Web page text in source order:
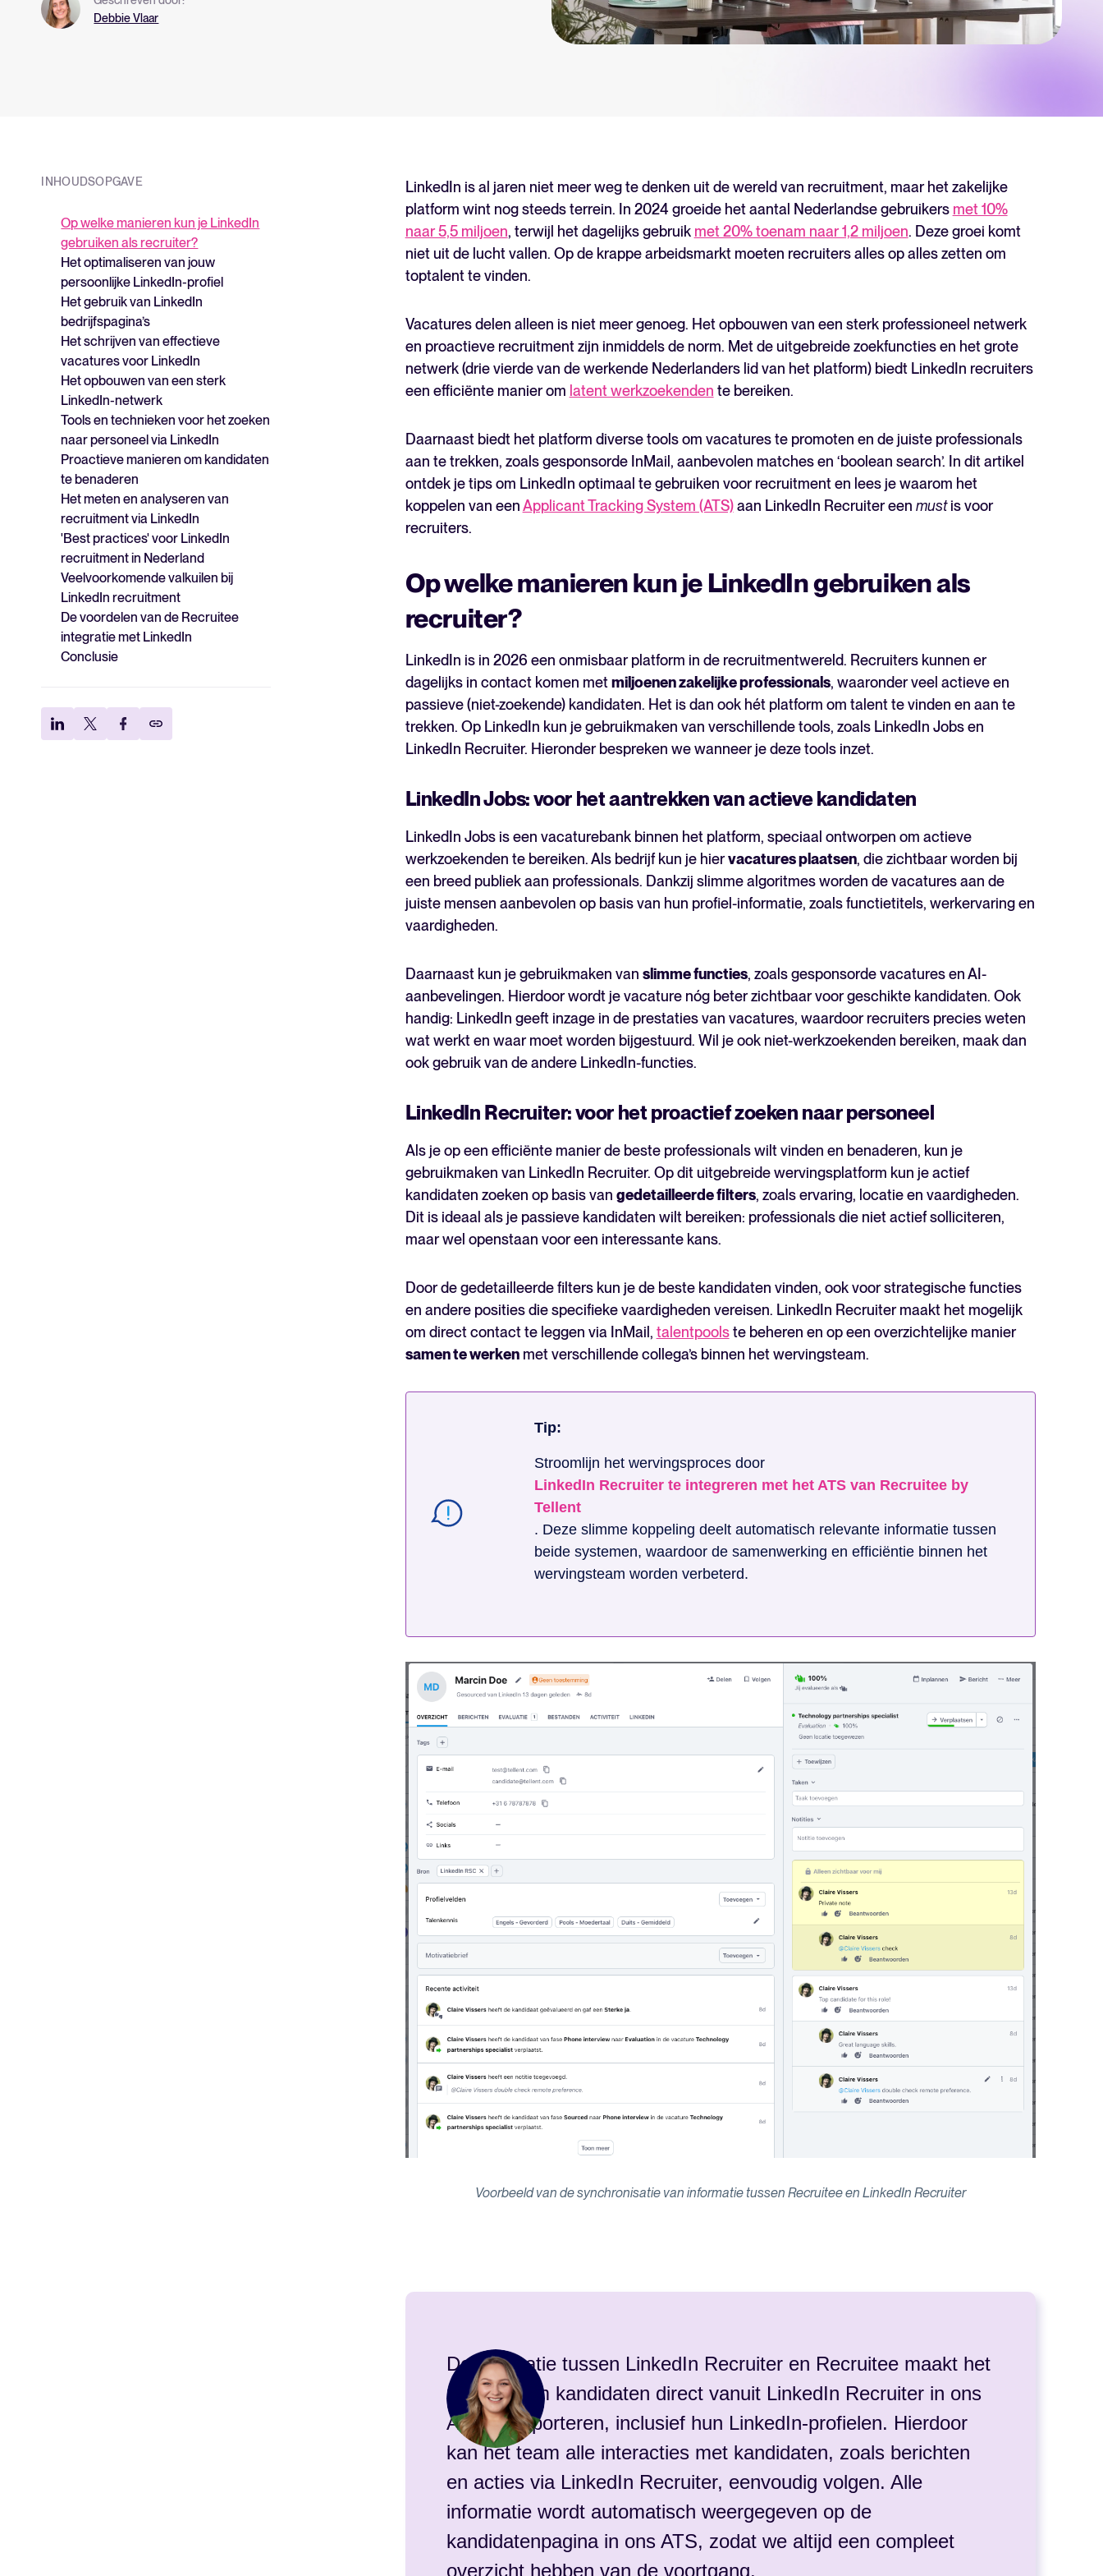
Tellent Recruitee
Klaar om je werving naar een hoger niveau te tillen? Ontdek meer over ons platform.
Lees hele verhaal
Debbie Vlaar
INHOUDSOPGAVE
Op welke manieren kun je LinkedIn
gebruiken als recruiter?
Het optimaliseren van jouw
persoonlijke LinkedIn-profiel
‍Het gebruik van LinkedIn
bedrijfspagina’s
Het schrijven van effectieve
vacatures voor LinkedIn
Het opbouwen van een sterk
LinkedIn-netwerk
Tools en technieken voor het zoeken
naar personeel via LinkedIn
Proactieve manieren om kandidaten
te benaderen
Het meten en analyseren van
recruitment via LinkedIn
'Best practices' voor LinkedIn
recruitment in Nederland
Veelvoorkomende valkuilen bij
LinkedIn recruitment
De voordelen van de Recruitee
integratie met LinkedIn
Conclusie
LinkedIn is al jaren niet meer weg te denken uit de wereld van recruitment, maar het zakelijke
platform wint nog steeds terrein. In 2024 groeide het aantal Nederlandse gebruikers met 10%
naar 5,5 miljoen, terwijl het dagelijks gebruik met 20% toenam naar 1,2 miljoen. Deze groei komt
niet uit de lucht vallen. Op de krappe arbeidsmarkt moeten recruiters alles op alles zetten om
toptalent te vinden.
Vacatures delen alleen is niet meer genoeg. Het opbouwen van een sterk professioneel netwerk
en proactieve recruitment zijn inmiddels de norm. Met de uitgebreide zoekfuncties en het grote
netwerk (drie vierde van de werkende Nederlanders lid van het platform) biedt LinkedIn recruiters
een efficiënte manier om latent werkzoekenden te bereiken.
Daarnaast biedt het platform diverse tools om vacatures te promoten en de juiste professionals
aan te trekken, zoals gesponsorde InMail, aanbevolen matches en ‘boolean search’. In dit artikel
ontdek je tips om LinkedIn optimaal te gebruiken voor recruitment en lees je waarom het
koppelen van eenApplicant Tracking System (ATS)aan LinkedIn Recruiter een mustis voor
recruiters.
Op welke manieren kun je LinkedIn gebruiken als
recruiter?
LinkedIn is in 2026 een onmisbaar platform in de recruitmentwereld. Recruiters kunnen er
dagelijks in contact komen metmiljoenen zakelijke professionals, waaronder veel actieve en
passieve (niet-zoekende) kandidaten. Het is dan ook hét platform om talent te vinden en aan te
trekken. Op LinkedIn kun je gebruikmaken van verschillende tools, zoals LinkedIn Jobs en
LinkedIn Recruiter. Hieronder bespreken we wanneer je deze tools inzet.
LinkedIn Jobs: voor het aantrekken van actieve kandidaten
LinkedIn Jobs is een vacaturebank binnen het platform, speciaal ontworpen om actieve
werkzoekenden te bereiken. Als bedrijf kun je hiervacatures plaatsen, die zichtbaar worden bij
een breed publiek aan professionals. Dankzij slimme algoritmes worden de vacatures aan de
juiste mensen aanbevolen op basis van hun profiel-informatie, zoals functietitels, werkervaring en
vaardigheden.
Daarnaast kun je gebruikmaken van slimme functies, zoals gesponsorde vacatures en AI-
aanbevelingen. Hierdoor wordt je vacature nóg beter zichtbaar voor geschikte kandidaten. Ook
handig: LinkedIn geeft inzage in de prestaties van vacatures, waardoor recruiters precies weten
wat werkt en waar moet worden bijgestuurd. Wil je ook niet-werkzoekenden bereiken, maak dan
ook gebruik van de andere LinkedIn-functies.
LinkedIn Recruiter: voor het proactief zoeken naar personeel
Als je op een efficiënte manier de beste professionals wilt vinden en benaderen, kun je
gebruikmaken van LinkedIn Recruiter. Op dit uitgebreide wervingsplatform kun je actief
kandidaten zoeken op basis van gedetailleerde filters, zoals ervaring, locatie en vaardigheden.
Dit is ideaal als je passieve kandidaten wilt bereiken: professionals die niet actief solliciteren,
maar wel openstaan voor een interessante kans.
Door de gedetailleerde filters kun je de beste kandidaten vinden, ook voor strategische functies
en andere posities die specifieke vaardigheden vereisen. LinkedIn Recruiter maakt het mogelijk
om direct contact te leggen via InMail, talentpoolste beheren en op een overzichtelijke manier
samen te werkenmet verschillende collega’s binnen het wervingsteam.
Tip:
Stroomlijn het wervingsproces door
LinkedIn Recruiter te integreren met het ATS van Recruitee by
Tellent
. Deze slimme koppeling deelt automatisch relevante informatie tussen
beide systemen, waardoor de samenwerking en efficiëntie binnen het
wervingsteam worden verbeterd.
Voorbeeld van de synchronisatie van informatie tussen Recruitee en LinkedIn Recruiter
De integratie tussen LinkedIn Recruiter en Recruitee maakt het
mogelijk om kandidaten direct vanuit LinkedIn Recruiter in ons
ATS te importeren, inclusief hun LinkedIn-profielen. Hierdoor
kan het team alle interacties met kandidaten, zoals berichten
en acties via LinkedIn Recruiter, eenvoudig volgen. Alle
informatie wordt automatisch weergegeven op de
kandidatenpagina in ons ATS, zodat we altijd een compleet
overzicht hebben van de voortgang.